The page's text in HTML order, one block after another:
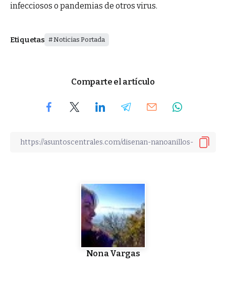
infecciosos o pandemias de otros virus.
Etiquetas Noticias Portada
Comparte el artículo
Nona Vargas